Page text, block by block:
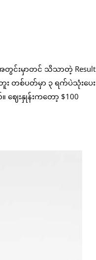
တွင်းမှာတင် သိသာတဲ့ Result
း တစ်ပတ်မှာ ၃ ရက်ပဲသုံးပေး
ဈေးနှုန်းကတော့ $100